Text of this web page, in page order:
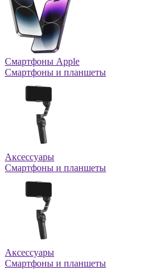
Смартфоны Apple
Смартфоны и планшеты
Аксессуары
Смартфоны и планшеты
Аксессуары
Смартфоны и планшеты